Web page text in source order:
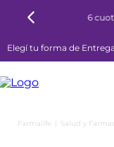
6
Elegí tu forma de Entrega
Salud y